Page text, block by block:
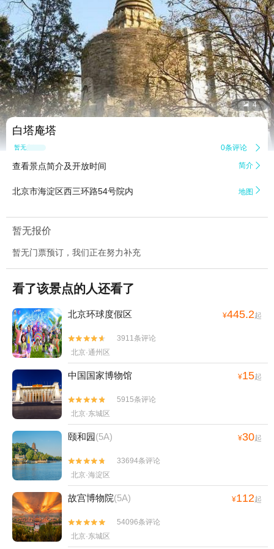
 4
白塔庵塔
暂无点评 0条评论 
查看景点简介及开放时间 简介 
北京市海淀区西三环路54号院内 地图 
暂无报价
暂无门票预订，我们正在努力补充
看了该景点的人还看了
北京环球度假区 ¥445.2起


3911条评论
北京·通州区
中国国家博物馆 ¥15起


5915条评论
北京·东城区
颐和园(5A) ¥30起


33694条评论
北京·海淀区
故宫博物院(5A) ¥112起


54096条评论
北京·东城区
